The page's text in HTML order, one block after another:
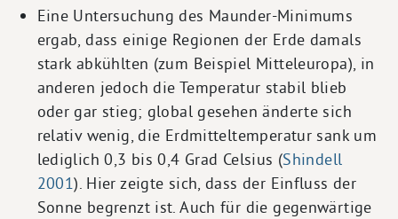
Eine Untersuchung des Maunder-Minimums
ergab, dass einige Regionen der Erde damals
stark abkühlten (zum Beispiel Mitteleuropa), in
anderen jedoch die Temperatur stabil blieb
oder gar stieg; global gesehen änderte sich
relativ wenig, die Erdmitteltemperatur sank um
lediglich 0,3 bis 0,4 Grad Celsius (Shindell
2001). Hier zeigte sich, dass der Einfluss der
Sonne begrenzt ist. Auch für die gegenwärtige